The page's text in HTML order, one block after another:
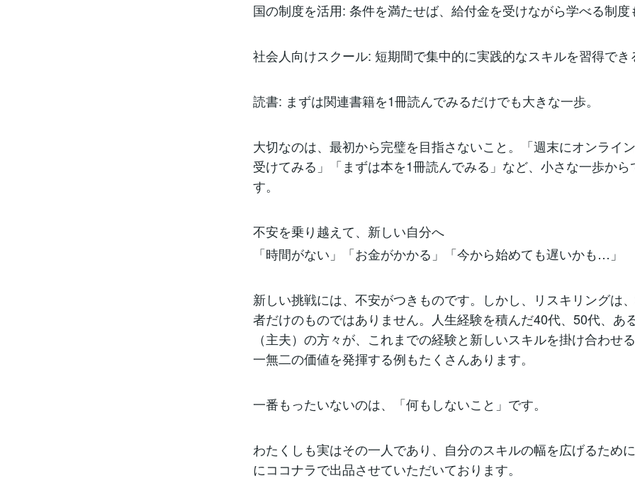
国の制度を活用: 条件を満たせば、給付金を受けながら学べる制度
社会人向けスクール: 短期間で集中的に実践的なスキルを習得でき
読書: まずは関連書籍を1冊読んでみるだけでも大きな一歩。
大切なのは、最初から完璧を目指さないこと。「週末にオンライ
受けてみる」「まずは本を1冊読んでみる」など、小さな一歩から
す。
不安を乗り越えて、新しい自分へ
「時間がない」「お金がかかる」「今から始めても遅いかも…」
新しい挑戦には、不安がつきものです。しかし、リスキリングは
者だけのものではありません。人生経験を積んだ40代、50代、あ
（主夫）の方々が、これまでの経験と新しいスキルを掛け合わせ
一無二の価値を発揮する例もたくさんあります。
一番もったいないのは、「何もしないこと」です。
わたくしも実はその一人であり、自分のスキルの幅を広げるため
にココナラで出品させていただいております。